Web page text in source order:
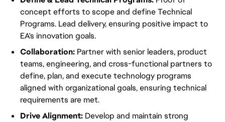
concept efforts to scope and define Technical
Programs. Lead delivery, ensuring positive impact to
EA's innovation goals.
Collaboration: Partner with senior leaders, product
teams, engineering, and cross-functional partners to
define, plan, and execute technology programs
aligned with organizational goals, ensuring technical
requirements are met.
DriveAlignment: Develop and maintain strong